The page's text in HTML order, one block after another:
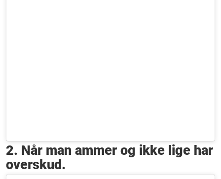
2. Når man ammer og ikke lige har
overskud.